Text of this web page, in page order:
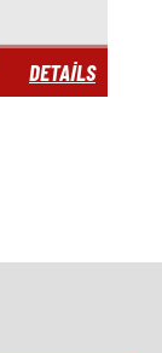
DETAILS